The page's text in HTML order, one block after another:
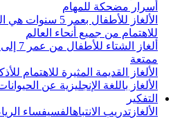
أسرار مضحكة للمهام
الألغاز للأطفال
للاهتمام من جميع أنحاء العالم
ممتعة
الألغاز القديمة المثيرة للاهتمام
الألغاز باللغة الإنجليزية عن
التفكير
الألغاز تدريب الانتباهالفسيفساء